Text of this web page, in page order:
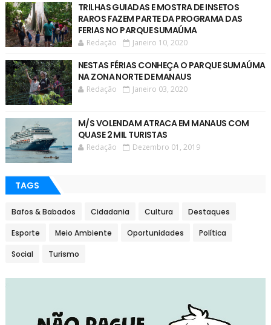
TRILHAS GUIADAS E MOSTRA DE INSETOS
RAROS FAZEM PARTE DA PROGRAMA DAS
FERIAS NO PARQUE SUMAÚMA
Redação Janeiro 10, 2020
NESTAS FÉRIAS CONHEÇA O PARQUE SUMAÚMA
NA ZONA NORTE DE MANAUS
Redação Janeiro 03, 2020
M/S VOLENDAM ATRACA EM MANAUS COM
QUASE 2 MIL TURISTAS
Redação Dezembro 01, 2019
TAGS
Bafos & Babados Cidadania Cultura Destaques
Esporte Meio Ambiente Oportunidades Política
Social Turismo